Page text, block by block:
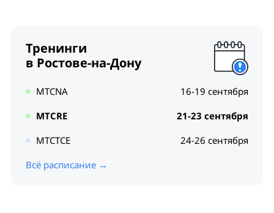
Тренинги
в Ростове-на-Дону
MTCNA
16-19 сентября
MTCRE
21-23 сентября
MTCTCE
24-26 сентября
Всё расписание →